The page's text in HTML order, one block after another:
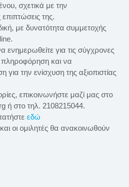
σχετικά με την
της.
με δυνατότητα συμμετοχής
ενημερωθείτε για τις σύγχρονες
και να
για την ενίσχυση της αξιοπιστίας
επικοινωνήστε μαζί μας στο
ή στο τηλ. 2108215044.
εδώ
οι ομιλητές θα ανακοινωθούν